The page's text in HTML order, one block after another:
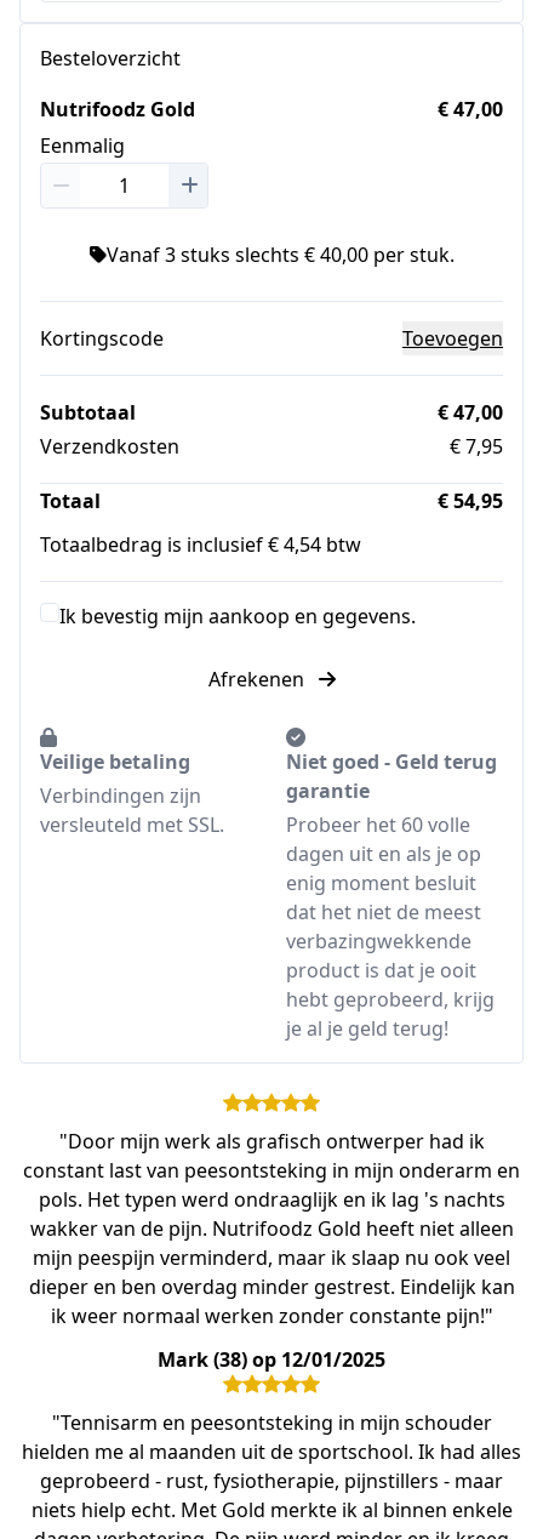
Besteloverzicht
Nutrifoodz Gold
Eenmalig
€ 47,00
Vanaf 3 stuks slechts € 40,00 per stuk.
Kortingscode Toevoegen
Subtotaal
€ 47,00
Verzendkosten
€ 7,95
Totaal
€ 54,95
Totaalbedrag is inclusief € 4,54 btw
Ik bevestig mijn aankoop en gegevens.
Afrekenen
Veilige betaling
Verbindingen zijn
versleuteld met SSL.
Niet goed - Geld terug
garantie
Probeer het 60 volle
dagen uit en als je op
enig moment besluit
dat het niet de meest
verbazingwekkende
product is dat je ooit
hebt geprobeerd, krijg
je al je geld terug!
"Door mijn werk als grafisch ontwerper had ik
constant last van peesontsteking in mijn onderarm en
pols. Het typen werd ondraaglijk en ik lag 's nachts
wakker van de pijn. Nutrifoodz Gold heeft niet alleen
mijn peespijn verminderd, maar ik slaap nu ook veel
dieper en ben overdag minder gestrest. Eindelijk kan
ik weer normaal werken zonder constante pijn!"
Mark (38) op 12/01/2025
"Tennisarm en peesontsteking in mijn schouder
hielden me al maanden uit de sportschool. Ik had alles
geprobeerd - rust, fysiotherapie, pijnstillers - maar
niets hielp echt. Met Gold merkte ik al binnen enkele